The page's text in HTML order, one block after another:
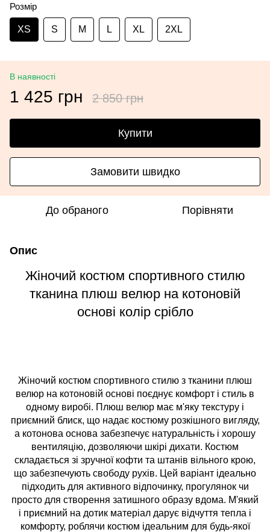
Розмір
XS S M L XL 2XL
В наявності
1 425 грн 2 850 грн
Купити
Замовити швидко
До обраного Порівняти
Опис
Жіночий костюм спортивного стилю
тканина плюш велюр на котоновій
основі колір срібло
Жіночий костюм спортивного стилю з тканини плюш
велюр на котоновій основі поєднує комфорт і стиль в
одному виробі. Плюш велюр має м'яку текстуру і
приємний блиск, що надає костюму розкішного вигляду,
а котонова основа забезпечує натуральність і хорошу
вентиляцію, дозволяючи шкірі дихати. Костюм
складається зі зручної кофти та штанів вільного крою,
що забезпечують свободу рухів. Цей варіант ідеально
підходить для активного відпочинку, прогулянок чи
просто для створення затишного образу вдома. М'який
і приємний на дотик матеріал дарує відчуття тепла і
комфорту, роблячи костюм ідеальним для будь-якої